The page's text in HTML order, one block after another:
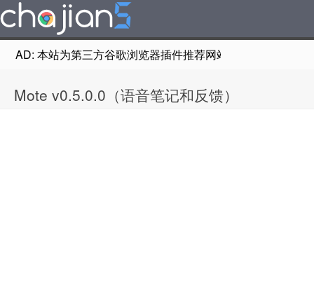
AD: 本站为第三方谷歌浏览器插件推荐网站，非Google
Mote v0.5.0.0（语音笔记和反馈）